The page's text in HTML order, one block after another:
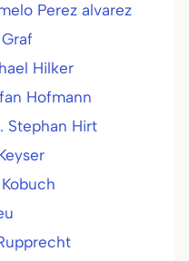
Perez alvarez
Hilker
Hofmann
Stephan Hirt